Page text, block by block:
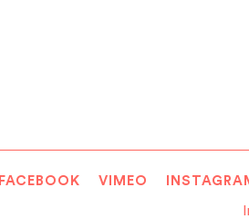
FACEBOOK VIMEO